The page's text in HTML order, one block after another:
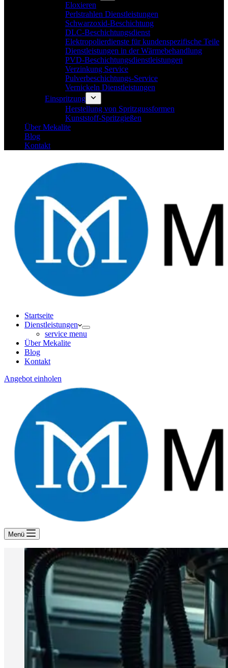
Eloxieren
Perlstrahlen Dienstleistungen
Schwarzoxid-Beschichtung
DLC-Beschichtungsdienst
Elektropolierdienste für kundenspezifische Teile
Dienstleistungen in der Wärmebehandlung
PVD-Beschichtungsdienstleistungen
Verzinkung Service
Pulverbeschichtungs-Service
Vernickeln Dienstleistungen
Einspritzung
Herstellung von Spritzgussformen
Kunststoff-Spritzgießen
Über Mekalite
Blog
Kontakt
Startseite
Dienstleistungen
service menu
Über Mekalite
Blog
Kontakt
Angebot einholen
Menü